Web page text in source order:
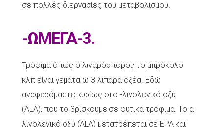
σε πολλές διεργασίες του μεταβολισμού.
-ΩΜΕΓΑ-3.
Τρόφιμα όπως ο λιναρόσπορος το μπρόκολο
κλπ είναι γεμάτα ω-3 λιπαρά οξέα. Εδώ
αναφερόμαστε κυρίως στο -λινολενικό οξύ
(ALA), που το βρίσκουμε σε φυτικά τρόφιμα. Το α-
λινολενικό οξύ (ALA) μετατρέπεται σε EPA και